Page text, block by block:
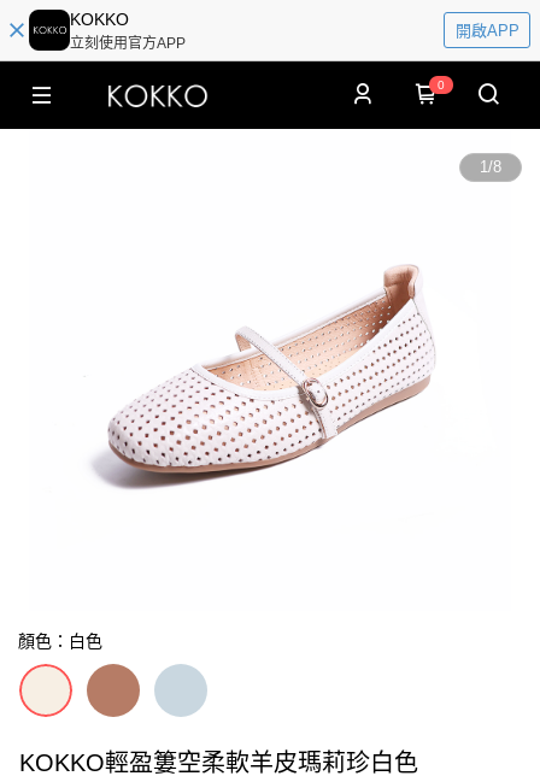
KOKKO
立刻使用官方APP
開啟APP
0
1/8
顏色：白色
KOKKO輕盈簍空柔軟羊皮瑪莉珍白色